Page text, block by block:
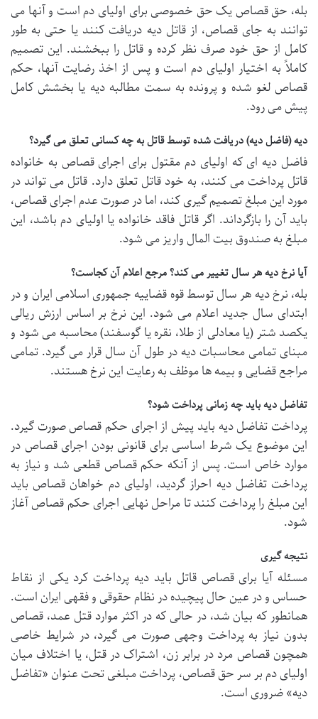
بله، حق قصاص یک حق خصوصی برای اولیای دم است و آنها می
توانند به جای قصاص، از قاتل دیه دریافت کنند یا حتی به طور
کامل از حق خود صرف نظر کرده و قاتل را ببخشند. این تصمیم
کاملاً به اختیار اولیای دم است و پس از اخذ رضایت آنها، حکم
قصاص لغو شده و پرونده به سمت مطالبه دیه یا بخشش کامل
پیش می رود.
دیه (فاضل دیه) دریافت شده توسط قاتل به چه کسانی تعلق می گیرد؟
فاضل دیه ای که اولیای دم مقتول برای اجرای قصاص به خانواده
قاتل پرداخت می کنند، به خود قاتل تعلق دارد. قاتل می تواند در
مورد این مبلغ تصمیم گیری کند، اما در صورت عدم اجرای قصاص،
باید آن را بازگرداند. اگر قاتل فاقد خانواده یا اولیای دم باشد، این
مبلغ به صندوق بیت المال واریز می شود.
آیا نرخ دیه هر سال تغییر می کند؟ مرجع اعلام آن کجاست؟
بله، نرخ دیه هر سال توسط قوه قضاییه جمهوری اسلامی ایران و در
ابتدای سال جدید اعلام می شود. این نرخ بر اساس ارزش ریالی
یکصد شتر (یا معادلی از طلا، نقره یا گوسفند) محاسبه می شود و
مبنای تمامی محاسبات دیه در طول آن سال قرار می گیرد. تمامی
مراجع قضایی و بیمه ها موظف به رعایت این نرخ هستند.
تفاضل دیه باید چه زمانی پرداخت شود؟
پرداخت تفاضل دیه باید پیش از اجرای حکم قصاص صورت گیرد.
این موضوع یک شرط اساسی برای قانونی بودن اجرای قصاص در
موارد خاص است. پس از آنکه حکم قصاص قطعی شد و نیاز به
پرداخت تفاضل دیه احراز گردید، اولیای دم خواهان قصاص باید
این مبلغ را پرداخت کنند تا مراحل نهایی اجرای حکم قصاص آغاز
شود.
نتیجه گیری
مسئله آیا برای قصاص قاتل باید دیه پرداخت کرد یکی از نقاط
حساس و در عین حال پیچیده در نظام حقوقی و فقهی ایران است.
همانطور که بیان شد، در حالی که در اکثر موارد قتل عمد، قصاص
بدون نیاز به پرداخت وجهی صورت می گیرد، در شرایط خاصی
همچون قصاص مرد در برابر زن، اشتراک در قتل، یا اختلاف میان
اولیای دم بر سر حق قصاص، پرداخت مبلغی تحت عنوان «تفاضل
دیه» ضروری است.